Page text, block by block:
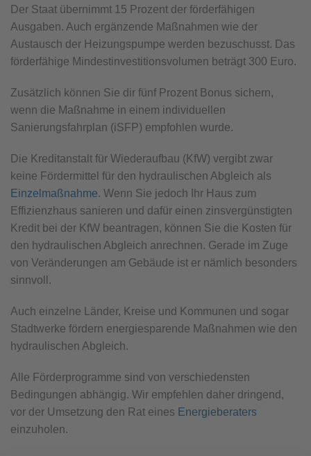
Der Staat übernimmt 15 Prozent der förderfähigen
Ausgaben. Auch ergänzende Maßnahmen wie der
Austausch der Heizungspumpe werden bezuschusst. Das
förderfähige Mindestinvestitionsvolumen beträgt 300 Euro.
Zusätzlich können Sie dir fünf Prozent Bonus sichern,
wenn die Maßnahme in einem individuellen
Sanierungsfahrplan (iSFP) empfohlen wurde.
Die Kreditanstalt für Wiederaufbau (KfW) vergibt zwar
keine Fördermittel für den hydraulischen Abgleich als
Einzelmaßnahme. Wenn Sie jedoch Ihr Haus zum
Effizienzhaus sanieren und dafür einen zinsvergünstigten
Kredit bei der KfW beantragen, können Sie die Kosten für
den hydraulischen Abgleich anrechnen. Gerade im Zuge
von Veränderungen am Gebäude ist er nämlich besonders
sinnvoll.
Auch einzelne Länder, Kreise und Kommunen und sogar
Stadtwerke fördern energiesparende Maßnahmen wie den
hydraulischen Abgleich.
Alle Förderprogramme sind von verschiedensten
Bedingungen abhängig. Wir empfehlen daher dringend,
vor der Umsetzung den Rat eines Energieberaters
einzuholen.